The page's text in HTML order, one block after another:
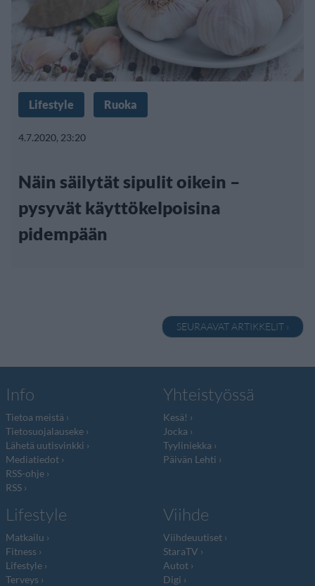
Lifestyle Ruoka
4.7.2020, 23:20
Näin säilytät sipulit oikein –
pysyvät käyttökelpoisina
pidempään
SEURAAVAT ARTIKKELIT ›
Info
Tietoa meistä
Tietosuojalauseke
Lähetä uutisvinkki
Mediatiedot
RSS-ohje
RSS
Yhteistyössä
Kesä!
Jocka
Tyyliniekka
Päivän Lehti
Lifestyle
Matkailu
Fitness
Lifestyle
Terveys
Viihde
Viihdeuutiset
StaraTV
Autot
Digi